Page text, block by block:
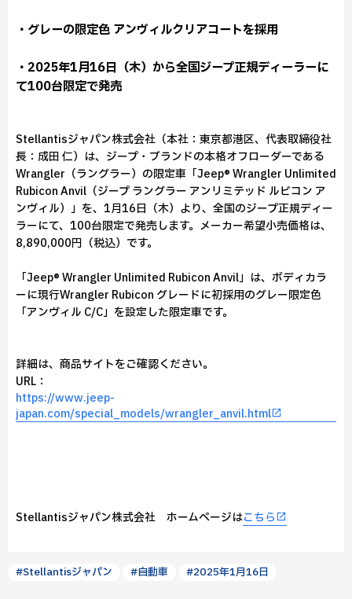
・グレーの限定色 アンヴィルクリアコートを採用
・2025年1月16日（木）から全国ジープ正規ディーラーに
て100台限定で発売
Stellantisジャパン株式会社（本社：東京都港区、代表取締役社
長：成田 仁）は、ジープ・ブランドの本格オフローダーである
Wrangler（ラングラー）の限定車「Jeep® Wrangler Unlimited
Rubicon Anvil（ジープ ラングラー アンリミテッド ルビコン ア
ンヴィル）」を、1月16日（木）より、全国のジープ正規ディー
ラーにて、100台限定で発売します。メーカー希望小売価格は、
8,890,000円（税込）です。
「Jeep® Wrangler Unlimited Rubicon Anvil」は、ボディカラ
ーに現行Wrangler Rubicon グレードに初採用のグレー限定色
「アンヴィル C/C」を設定した限定車です。
詳細は、商品サイトをご確認ください。
URL：
https://www.jeep-
japan.com/special_models/wrangler_anvil.html
Stellantisジャパン株式会社 ホームページはこちら
#Stellantisジャパン #自動車 #2025年1月16日